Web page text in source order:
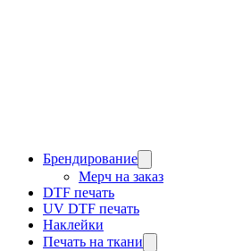
Брендирование
Мерч на заказ
DTF печать
UV DTF печать
Наклейки
Печать на ткани